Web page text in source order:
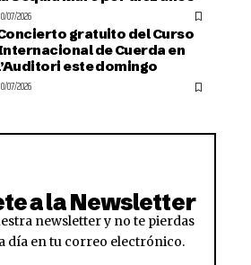
07/2026
gratuito del Curso
de Cuerda en
este domingo
07/2026
a la Newsletter
newsletter y no te pierdas
día en tu correo electrónico.